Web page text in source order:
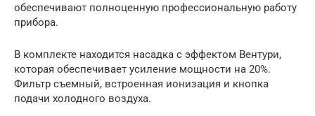
обеспечивают полноценную профессиональную работу
прибора.
В комплекте находится насадка с эффектом Вентури,
которая обеспечивает усиление мощности на 20%.
Фильтр съемный, встроенная ионизация и кнопка
подачи холодного воздуха.